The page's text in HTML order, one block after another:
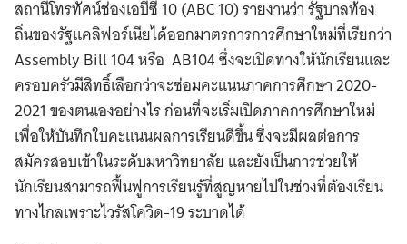
สถานีโทรทัศน์ช่องเอบีซี 10 (ABC 10) รายงานว่า รัฐบาลท้อง
ถิ่นของรัฐแคลิฟอร์เนียได้ออกมาตรการการศึกษาใหม่ที่เรียกว่า
Assembly Bill 104 หรือ AB104 ซึ่งจะเปิดทางให้นักเรียนและ
ครอบครัวมีสิทธิ์เลือกว่าจะซ่อมคะแนนภาคการศึกษา 2020-
2021 ของตนเองอย่างไร ก่อนที่จะเริ่มเปิดภาคการศึกษาใหม่
เพื่อให้บันทึกใบคะแนนผลการเรียนดีขึ้น ซึ่งจะมีผลต่อการ
สมัครสอบเข้าในระดับมหาวิทยาลัย และยังเป็นการช่วยให้
นักเรียนสามารถฟื้นฟูการเรียนรู้ที่สูญหายไปในช่วงที่ต้องเรียน
ทางไกลเพราะไวรัสโควิด-19 ระบาดได้